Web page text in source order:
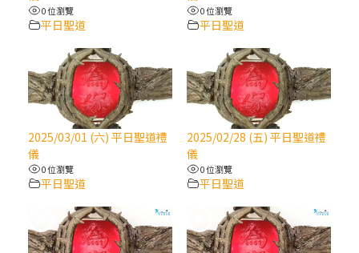
2025/10/10【萬物讚頌頌歌 – 太陽與生態音
樂會】紀念聖方濟與已逝教宗方濟各（中）
2025/10/10【萬物讚頌頌歌 – 太陽與生態音
樂會】紀念聖方濟與已逝教宗方濟各（下）
2025/10/10【萬物讚頌頌歌 – 太陽與生態音
樂會】紀念聖方濟與已逝教宗方濟各（上）
(9完結)黃敏正主教帶你做【將臨期避靜】—
匝凱的「新生命」：利他與內化
0 位瀏覽
平日聖道
0 位瀏覽
平日聖道
2025/03/01 (六) 平日聖道禮
儀
0 位瀏覽
平日聖道
2025/02/28 (五) 平日聖道禮
儀
0 位瀏覽
平日聖道